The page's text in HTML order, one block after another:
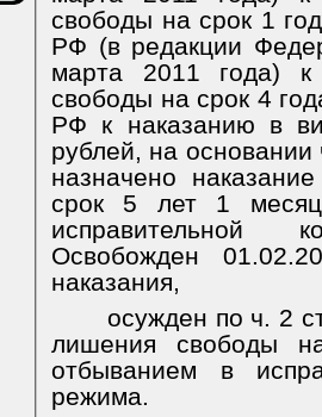
свободы на срок 1
РФ (в редакции
марта 2011 года)
свободы на срок 4
РФ к наказанию в
рублей, на
назначено
срок 5 лет 1
исправительной
Освобожден
наказания,
осужден по ч. 2
лишения свободы
отбыванием в
режима.